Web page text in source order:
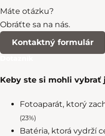
Máte otázku?
Obráťte sa na nás.
Kontaktný formulár
Keby ste si mohli vybrať
Fotoaparát, ktorý
(23%)
Batéria, ktorá vydrží